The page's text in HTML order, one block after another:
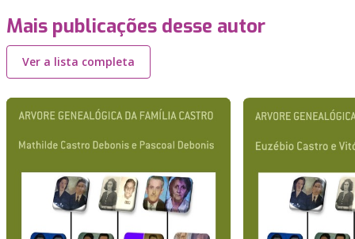
Mais publicações desse autor
Ver a lista completa